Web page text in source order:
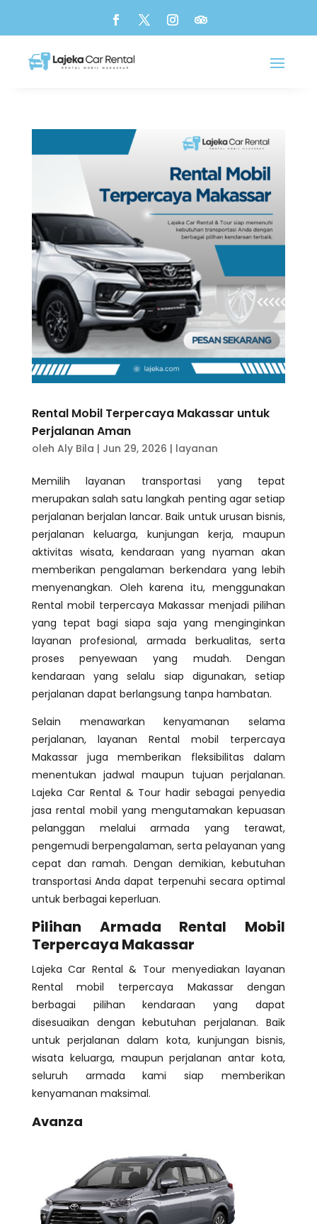
Rental Mobil Terpercaya Makassar untuk
Perjalanan Aman
oleh Aly Bila | Jun 29, 2026 | layanan
Memilih layanan transportasi yang tepat
merupakan salah satu langkah penting agar setiap
perjalanan berjalan lancar. Baik untuk urusan bisnis,
perjalanan keluarga, kunjungan kerja, maupun
aktivitas wisata, kendaraan yang nyaman akan
memberikan pengalaman berkendara yang lebih
menyenangkan. Oleh karena itu, menggunakan
Rental mobil terpercaya Makassar menjadi pilihan
yang tepat bagi siapa saja yang menginginkan
layanan profesional, armada berkualitas, serta
proses penyewaan yang mudah. Dengan
kendaraan yang selalu siap digunakan, setiap
perjalanan dapat berlangsung tanpa hambatan.
Selain menawarkan kenyamanan selama
perjalanan, layanan Rental mobil terpercaya
Makassar juga memberikan fleksibilitas dalam
menentukan jadwal maupun tujuan perjalanan.
Lajeka Car Rental & Tour hadir sebagai penyedia
jasa rental mobil yang mengutamakan kepuasan
pelanggan melalui armada yang terawat,
pengemudi berpengalaman, serta pelayanan yang
cepat dan ramah. Dengan demikian, kebutuhan
transportasi Anda dapat terpenuhi secara optimal
untuk berbagai keperluan.
Pilihan Armada Rental Mobil
Terpercaya Makassar
Lajeka Car Rental & Tour menyediakan layanan
Rental mobil terpercaya Makassar dengan
berbagai pilihan kendaraan yang dapat
disesuaikan dengan kebutuhan perjalanan. Baik
untuk perjalanan dalam kota, kunjungan bisnis,
wisata keluarga, maupun perjalanan antar kota,
seluruh armada kami siap memberikan
kenyamanan maksimal.
Avanza